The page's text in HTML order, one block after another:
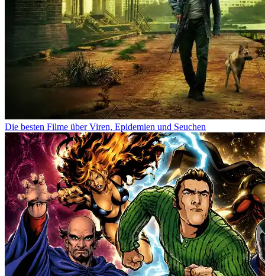
Die besten Filme über Viren, Epidemien und Seuchen